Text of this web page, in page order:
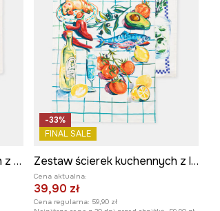
Zestaw ścierek kuchennych z dodatkiem lnu
-33%
FINAL SALE
Zestaw ścierek kuchennych z lnem
Cena aktualna:
39,90 zł
Cena regularna: 59,90 zł